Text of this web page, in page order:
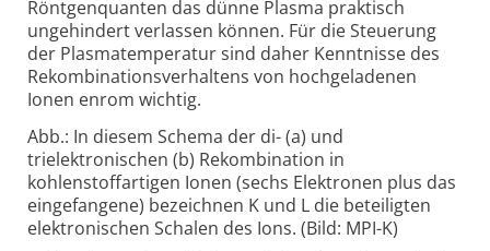
Röntgenquanten das dünne Plasma praktisch
ungehindert verlassen können. Für die Steuerung
der Plasmatemperatur sind daher Kenntnisse des
Rekombinationsverhaltens von hochgeladenen
Ionen enrom wichtig.
Abb.: In diesem Schema der di- (a) und
trielektronischen (b) Rekombination in
kohlenstoffartigen Ionen (sechs Elektronen plus das
eingefangene) bezeichnen K und L die beteiligten
elektronischen Schalen des Ions. (Bild: MPI-K)